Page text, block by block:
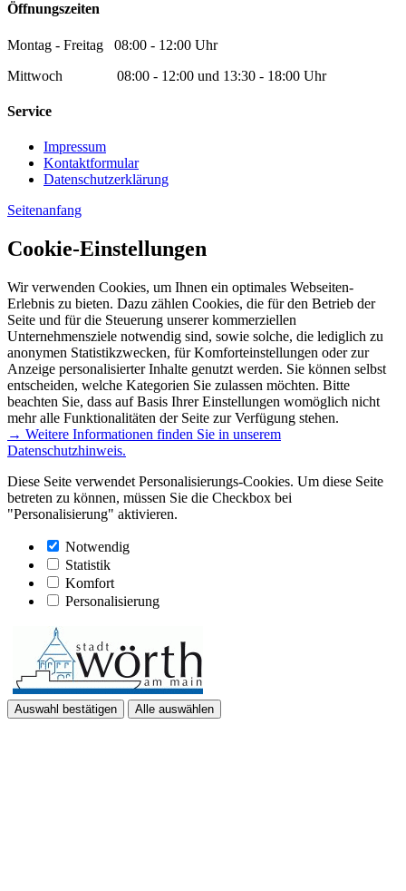
Öffnungszeiten
Montag - Freitag 08:00 - 12:00 Uhr
Mittwoch 08:00 - 12:00 und 13:30 - 18:00 Uhr
Service
Impressum
Kontaktformular
Datenschutzerklärung
Seitenanfang
Cookie-Einstellungen
Wir verwenden Cookies, um Ihnen ein optimales Webseiten-
Erlebnis zu bieten. Dazu zählen Cookies, die für den Betrieb der
Seite und für die Steuerung unserer kommerziellen
Unternehmensziele notwendig sind, sowie solche, die lediglich zu
anonymen Statistikzwecken, für Komforteinstellungen oder zur
Anzeige personalisierter Inhalte genutzt werden. Sie können selbst
entscheiden, welche Kategorien Sie zulassen möchten. Bitte
beachten Sie, dass auf Basis Ihrer Einstellungen womöglich nicht
mehr alle Funktionalitäten der Seite zur Verfügung stehen.
→ Weitere Informationen finden Sie in unserem
Datenschutzhinweis.
Diese Seite verwendet Personalisierungs-Cookies. Um diese Seite
betreten zu können, müssen Sie die Checkbox bei
"Personalisierung" aktivieren.
Notwendig
Statistik
Komfort
Personalisierung
Auswahl bestätigen Alle auswählen